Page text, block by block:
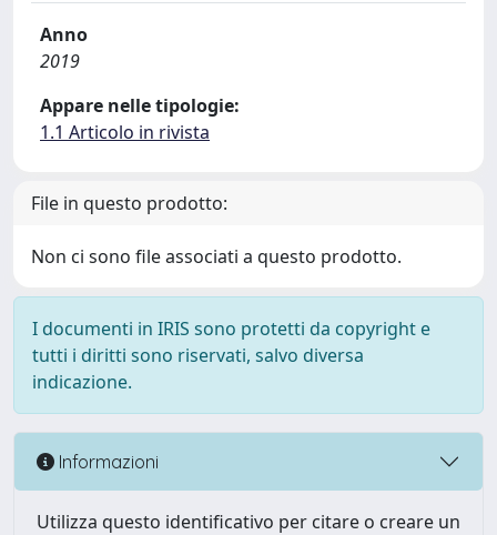
Anno
2019
Appare nelle tipologie:
1.1 Articolo in rivista
File in questo prodotto:
Non ci sono file associati a questo prodotto.
I documenti in IRIS sono protetti da copyright e
tutti i diritti sono riservati, salvo diversa
indicazione.
Informazioni
Utilizza questo identificativo per citare o creare un